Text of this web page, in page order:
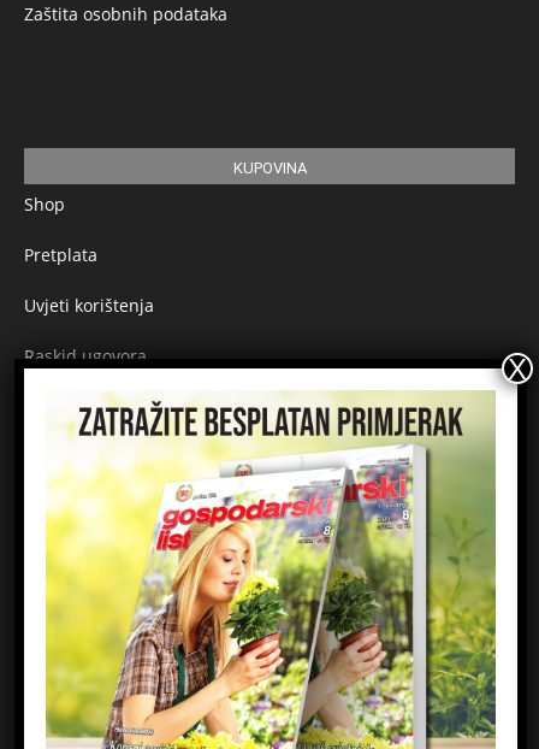
Zaštita osobnih podataka
KUPOVINA
Shop
Pretplata
Uvjeti korištenja
Raskid ugovora
Načini plaćanja
Sigurnost plaćanja
Prijavite se na newsletter
Email